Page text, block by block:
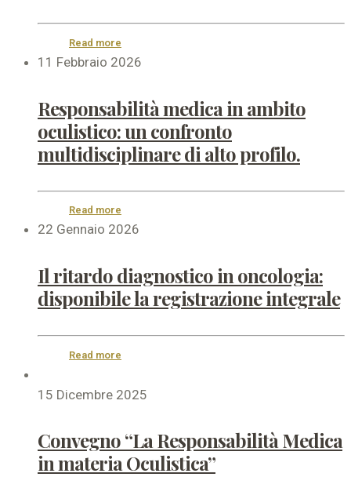
Read more
11 Febbraio 2026
Responsabilità medica in ambito
oculistico: un confronto
multidisciplinare di alto profilo.
Read more
22 Gennaio 2026
Il ritardo diagnostico in oncologia:
disponibile la registrazione integrale
Read more
15 Dicembre 2025
Convegno “La Responsabilità Medica
in materia Oculistica”